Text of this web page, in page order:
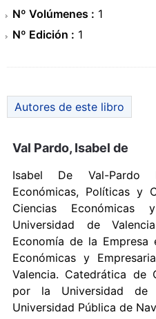
Nº Volúmenes : 1
Nº Edición : 1
Autores de este libro
Val Pardo, Isabel de
Isabel De Val-Pardo
Económicas, Políticas y
Ciencias
Universidad de
Economía de la
Económicas y
Valencia. Catedrática de
por la Universidad
Universidad Pública de